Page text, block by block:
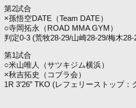
第2試合
×孫悟空DATE（Team DATE）
○寺岡拓永（ROAD MMA GYM）
判定0-3 (荒牧28-29/山崎28-29/梅木28-
第1試合
○米山唯人（サツキジム横浜）
×秋吉拓史（コブラ会）
1R 3’26” TKO (レフェリーストップ